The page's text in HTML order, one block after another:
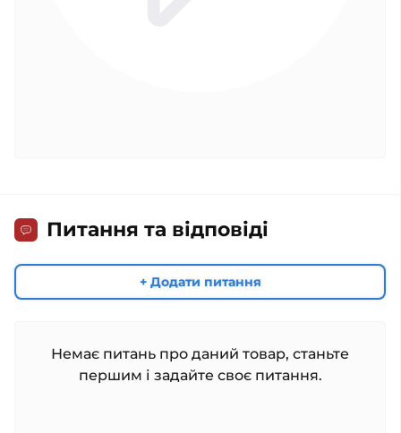
Питання та відповіді
+ Додати питання
Немає питань про даний товар, станьте
першим і задайте своє питання.